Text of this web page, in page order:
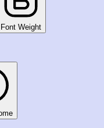
Font Weight